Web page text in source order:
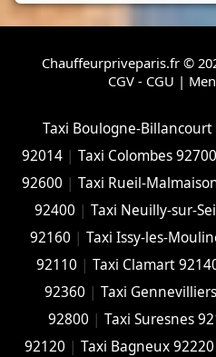
Chauffeurpriveparis.fr ©
CGV - CGU |
Taxi Boulogne-Billancourt
92014| Taxi Colombes 92700
92600 |Taxi Rueil-
92400 |Taxi Neuilly-sur-
92160 |Taxi Issy-les-
92110 |Taxi Clamart
92360 | Taxi
92800 | Taxi Suresnes
92120 | Taxi Bagneux 92220